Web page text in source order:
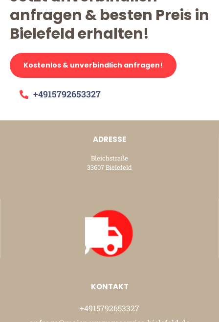
anfragen & besten Preis in
Bielefeld erhalten!
Kostenlos & unverbindlich anfragen!
+4915792653327
ADRESSE
Bleichstraße
33607 Bielefeld
KONTAKT
+4915792653327